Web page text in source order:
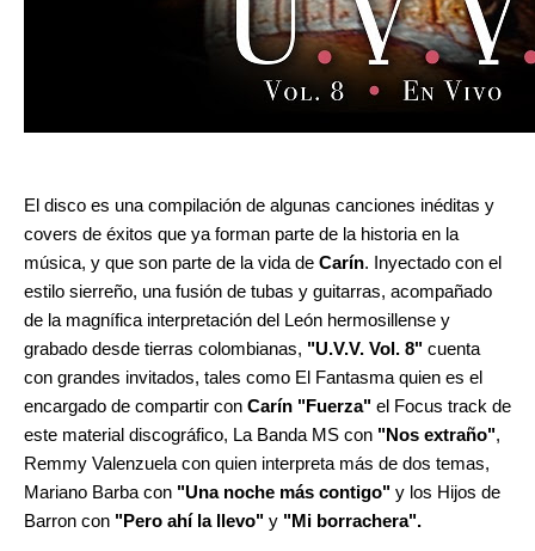
El disco es una compilación de algunas canciones inéditas y
covers de éxitos que ya forman parte de la historia en la
música, y que son parte de la vida de Carín. Inyectado con el
estilo sierreño, una fusión de tubas y guitarras, acompañado
de la magnífica interpretación del León hermosillense y
grabado desde tierras colombianas, "U.V.V. Vol. 8" cuenta
con grandes invitados, tales como El Fantasma quien es el
encargado de compartir con Carín "Fuerza" el Focus track de
este material discográfico, La Banda MS con "Nos extraño",
Remmy Valenzuela con quien interpreta más de dos temas,
Mariano Barba con "Una noche más contigo" y los Hijos de
Barron con "Pero ahí la llevo" y "Mi borrachera".